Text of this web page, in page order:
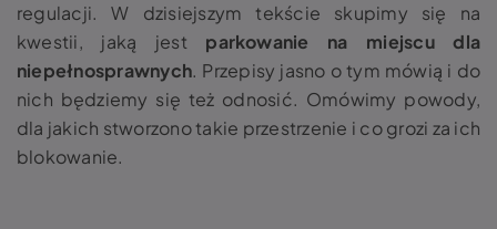
regulacji. W dzisiejszym tekście skupimy się na
kwestii, jaką jest parkowanie na miejscu dla
niepełnosprawnych. Przepisy jasno o tym mówią i do
nich będziemy się też odnosić. Omówimy powody,
dla jakich stworzono takie przestrzenie i co grozi za ich
blokowanie.